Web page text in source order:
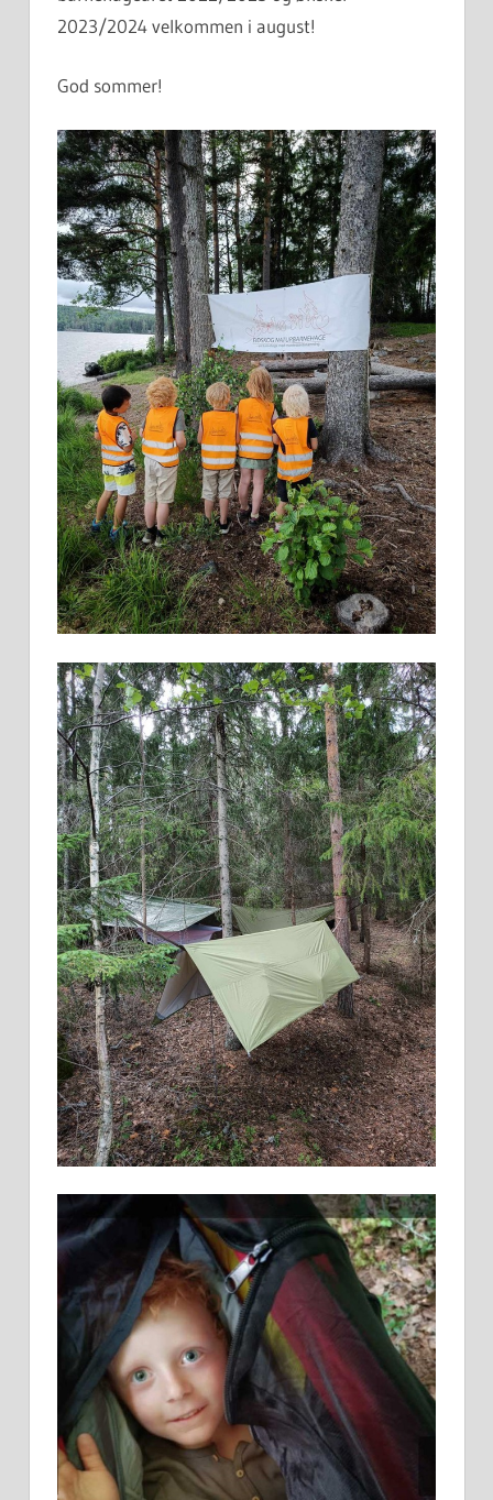
2023/2024 velkommen i august!
God sommer!